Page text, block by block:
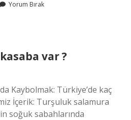
Yorum Bırak
var ?
Kaybolmak: Türkiye’de kaç
İçerik: Turşuluk salamura
soğuk sabahlarında